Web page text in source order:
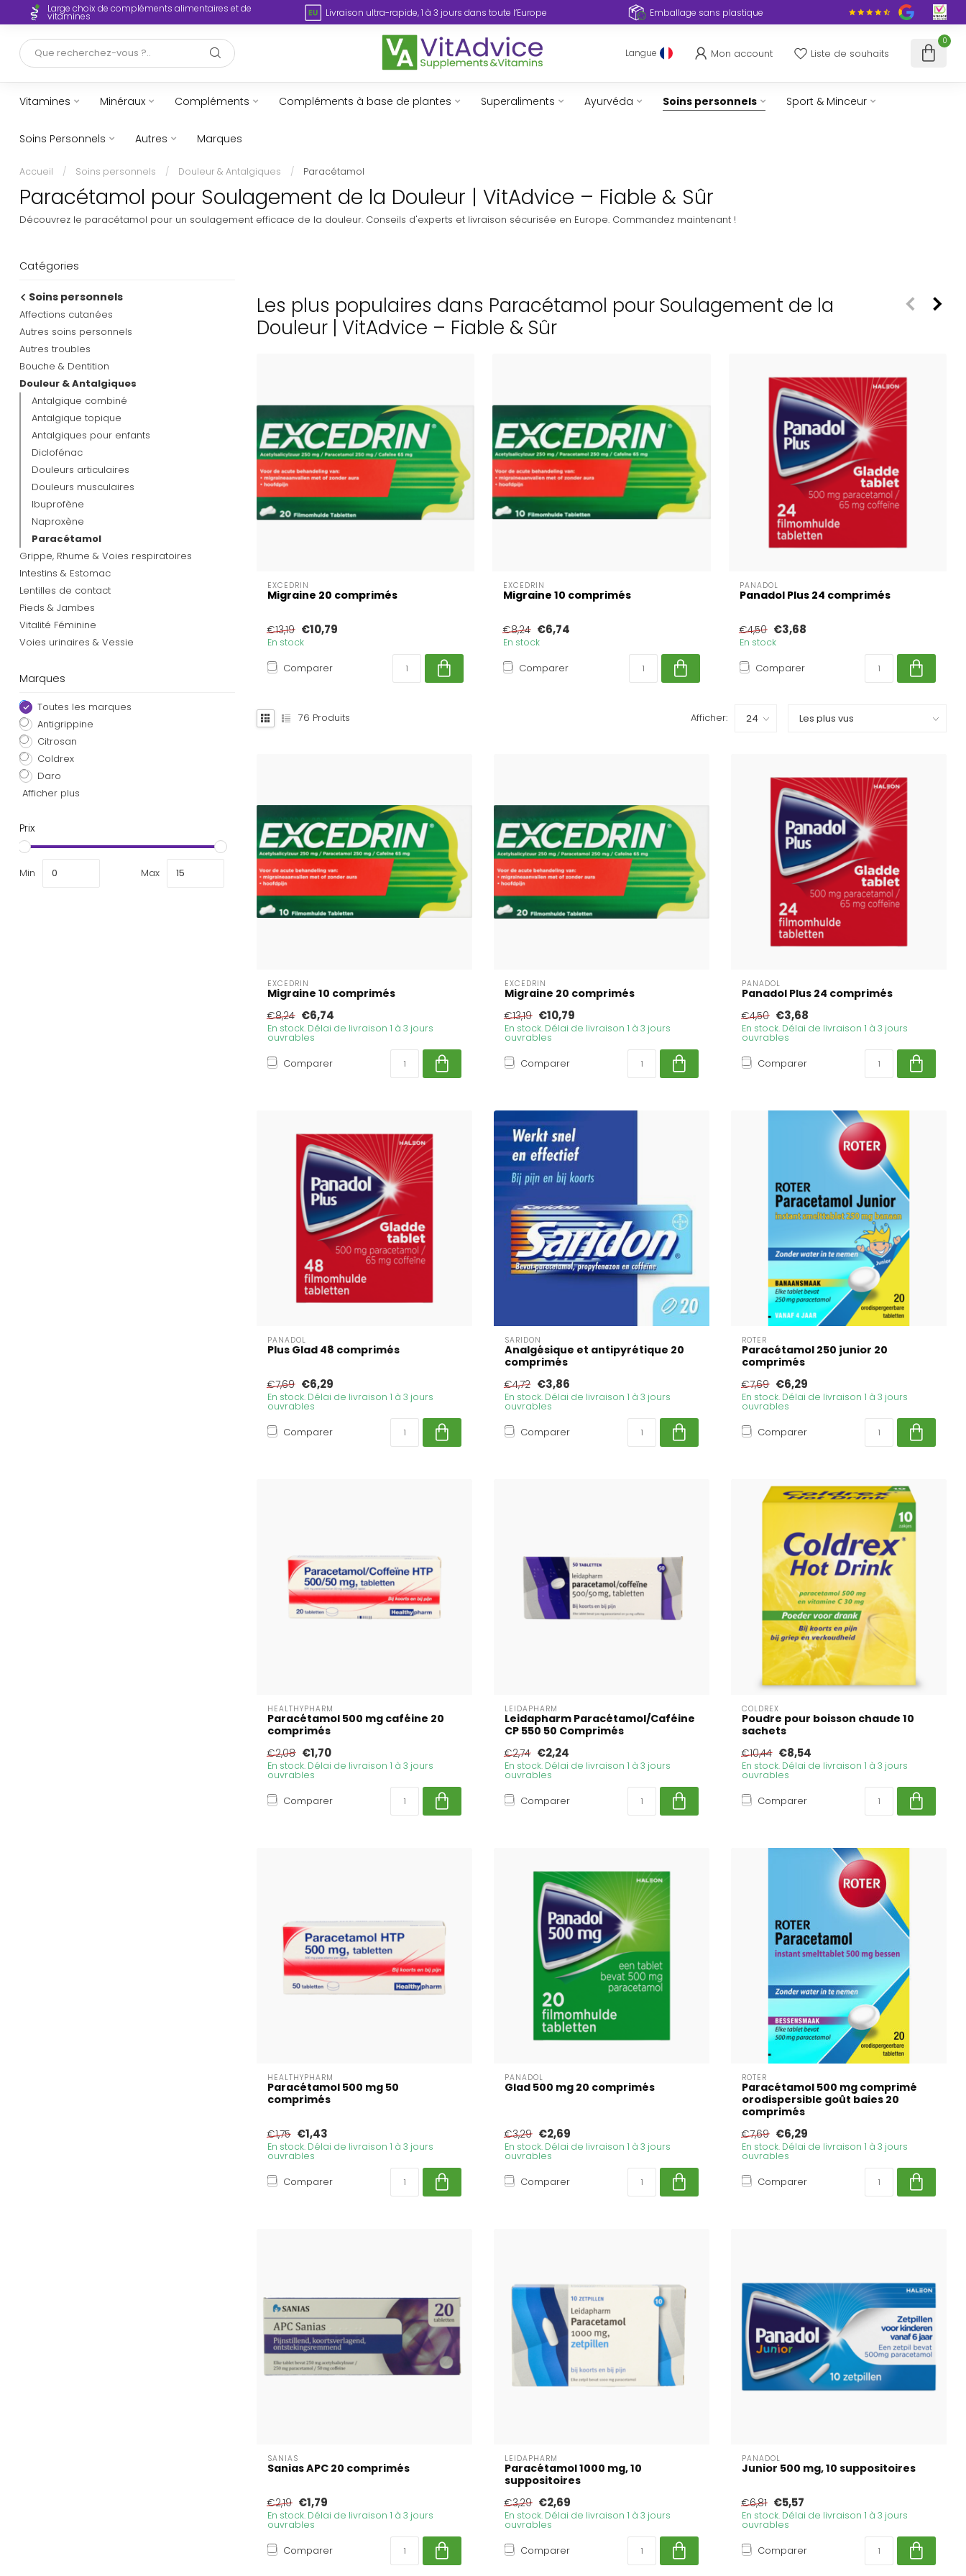
Large choix de compléments alimentaires et de
vitamines Livraison ultra-rapide, 1 à 3 jours dans toute l’Europe Emballage sans plastique
Langue Mon account Liste de souhaits
0
Vitamines Minéraux Compléments Compléments à base de plantes Superaliments Ayurvéda Soins personnels Sport & Minceur
Soins Personnels Autres Marques
Accueil / Soins personnels / Douleur & Antalgiques / Paracétamol
Paracétamol pour Soulagement de la Douleur | VitAdvice – Fiable & Sûr
Découvrez le paracétamol pour un soulagement efficace de la douleur. Conseils d'experts et livraison sécurisée en Europe. Commandez maintenant !
Catégories
Soins personnels
Affections cutanées
Autres soins personnels
Autres troubles
Bouche & Dentition
Douleur & Antalgiques
Antalgique combiné
Antalgique topique
Antalgiques pour enfants
Diclofénac
Douleurs articulaires
Douleurs musculaires
Ibuprofène
Naproxène
Paracétamol
Grippe, Rhume & Voies respiratoires
Intestins & Estomac
Lentilles de contact
Pieds & Jambes
Vitalité Féminine
Voies urinaires & Vessie
Marques
Toutes les marques
Antigrippine
Citrosan
Coldrex
Daro
Afficher plus
Prix
Min Max
Les plus populaires dans Paracétamol pour Soulagement de la
Douleur | VitAdvice – Fiable & Sûr
EXCEDRIN
Migraine 20 comprimés
€13,19 €10,79
En stock
Comparer
EXCEDRIN
Migraine 10 comprimés
€8,24 €6,74
En stock
Comparer
PANADOL
Panadol Plus 24 comprimés
€4,50 €3,68
En stock
Comparer
76 Produits Afficher:
EXCEDRIN
Migraine 10 comprimés
€8,24 €6,74
En stock. Délai de livraison 1 à 3 jours
ouvrables
Comparer
EXCEDRIN
Migraine 20 comprimés
€13,19 €10,79
En stock. Délai de livraison 1 à 3 jours
ouvrables
Comparer
PANADOL
Panadol Plus 24 comprimés
€4,50 €3,68
En stock. Délai de livraison 1 à 3 jours
ouvrables
Comparer
PANADOL
Plus Glad 48 comprimés
€7,69 €6,29
En stock. Délai de livraison 1 à 3 jours
ouvrables
Comparer
SARIDON
Analgésique et antipyrétique 20
comprimés
€4,72 €3,86
En stock. Délai de livraison 1 à 3 jours
ouvrables
Comparer
ROTER
Paracétamol 250 junior 20
comprimés
€7,69 €6,29
En stock. Délai de livraison 1 à 3 jours
ouvrables
Comparer
HEALTHYPHARM
Paracétamol 500 mg caféine 20
comprimés
€2,08 €1,70
En stock. Délai de livraison 1 à 3 jours
ouvrables
Comparer
LEIDAPHARM
Leidapharm Paracétamol/Caféine
CP 550 50 Comprimés
€2,74 €2,24
En stock. Délai de livraison 1 à 3 jours
ouvrables
Comparer
COLDREX
Poudre pour boisson chaude 10
sachets
€10,44 €8,54
En stock. Délai de livraison 1 à 3 jours
ouvrables
Comparer
HEALTHYPHARM
Paracétamol 500 mg 50
comprimés
€1,75 €1,43
En stock. Délai de livraison 1 à 3 jours
ouvrables
Comparer
PANADOL
Glad 500 mg 20 comprimés
€3,29 €2,69
En stock. Délai de livraison 1 à 3 jours
ouvrables
Comparer
ROTER
Paracétamol 500 mg comprimé
orodispersible goût baies 20
comprimés
€7,69 €6,29
En stock. Délai de livraison 1 à 3 jours
ouvrables
Comparer
SANIAS
Sanias APC 20 comprimés
€2,19 €1,79
En stock. Délai de livraison 1 à 3 jours
ouvrables
Comparer
LEIDAPHARM
Paracétamol 1000 mg, 10
suppositoires
€3,29 €2,69
En stock. Délai de livraison 1 à 3 jours
ouvrables
Comparer
PANADOL
Junior 500 mg, 10 suppositoires
€6,81 €5,57
En stock. Délai de livraison 1 à 3 jours
ouvrables
Comparer